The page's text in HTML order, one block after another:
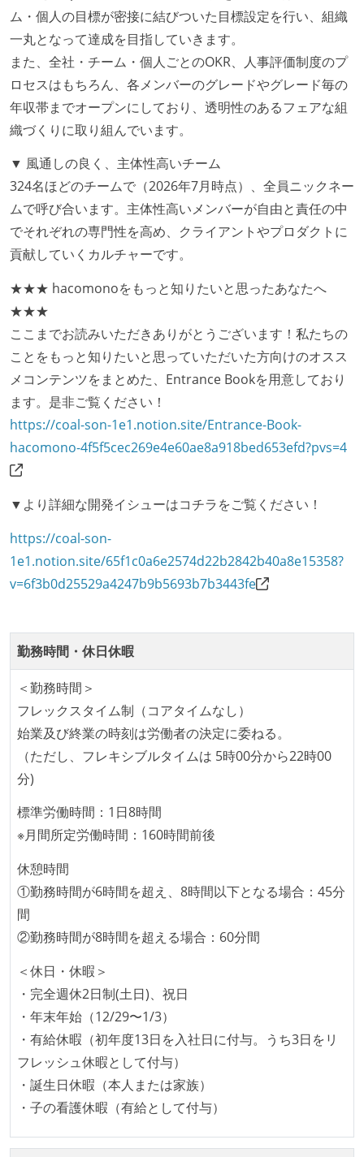
継続的なデプロイ（デリバリー）を行っている
ワークフローの整備
全てのコードをバージョン管理ツールで管理している
各メンバーが実装したコードのマージは Pull Request
ベースで行われる
ビルド、自動デプロイ環境が整備されている
コードによるインフラ構成管理（Infrastructure as
Code）の環境が整備されている
オープンな情報共有
KPI などチームの目標・実績値について、メンバーの
誰もがいつでも閲覧可能になっている
ドキュメントの整備やペアプロ、モブワークなど、ナ
レッジの共有を積極的に行っている（属人性を減らす
取り組みをしている）
労働環境の自由度
フレックスタイム制または裁量労働制を採用している
メンバーの多様性
外国籍の開発メンバーがいる
待遇・福利厚生
入社時には、各自希望のスペックの PC やディスプレ
イが支給される
職業安定法に対応する記載事項
受動喫煙防止措置：屋内禁煙
ム・個人の目標が密接に結びついた目標設定を行い、組織
一丸となって達成を目指していきます。
また、全社・チーム・個人ごとのOKR、人事評価制度のプ
ロセスはもちろん、各メンバーのグレードやグレード毎の
年収帯までオープンにしており、透明性のあるフェアな組
織づくりに取り組んでいます。
▼ 風通しの良く、主体性高いチーム
324名ほどのチームで（2026年7月時点）、全員ニックネー
ムで呼び合います。主体性高いメンバーが自由と責任の中
でそれぞれの専門性を高め、クライアントやプロダクトに
貢献していくカルチャーです。
★★★ hacomonoをもっと知りたいと思ったあなたへ
★★★
ここまでお読みいただきありがとうございます！私たちの
ことをもっと知りたいと思っていただいた方向けのオスス
メコンテンツをまとめた、Entrance Bookを用意しており
ます。是非ご覧ください！
https://coal-son-1e1.notion.site/Entrance-Book-
hacomono-4f5f5cec269e4e60ae8a918bed653efd?pvs=4
▼より詳細な開発イシューはコチラをご覧ください！
https://coal-son-
1e1.notion.site/65f1c0a6e2574d22b2842b40a8e15358?
v=6f3b0d25529a4247b9b5693b7b3443fe
勤務時間・休日休暇
＜勤務時間＞
フレックスタイム制（コアタイムなし）
始業及び終業の時刻は労働者の決定に委ねる。
（ただし、フレキシブルタイムは 5時00分から22時00
分)
標準労働時間：1日8時間
※月間所定労働時間：160時間前後
休憩時間
①勤務時間が6時間を超え、8時間以下となる場合：45分
間
②勤務時間が8時間を超える場合：60分間
＜休日・休暇＞
・完全週休2日制(土日)、祝日
・年末年始（12/29〜1/3）
・有給休暇（初年度13日を入社日に付与。うち3日をリ
フレッシュ休暇として付与）
・誕生日休暇（本人または家族）
・子の看護休暇（有給として付与）